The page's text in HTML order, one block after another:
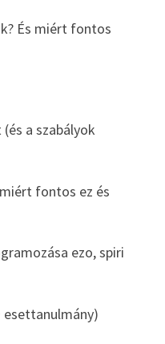
És miért fontos
a szabályok
fontos ez és
ezo, spiri
esettanulmány)